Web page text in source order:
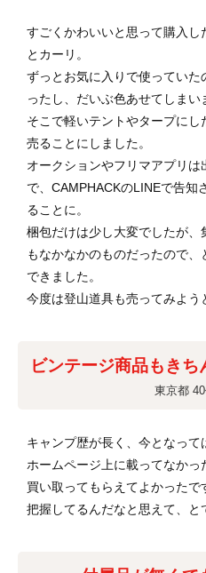
すごくかわいいと思って購入し
とカーリ。
ずっとお気に入りで使っていた
ったし、だいぶ色あせてしまい
そこで軽いテントやタープに
売ることにしました。
オークションやフリマアプリ
で、CAMPHACKのLINEで告知
ることに。
梱包だけは少し大変でしたが
もなかなかのものだったので
できました。
今度は登山道具も売ってみよう
ビンテージ商品もき
東京都
キャンプ歴が長く、今となって
ホームページ上に載ってなかっ
買い取ってもらえてよかった
把握してるんだなと思えて、と